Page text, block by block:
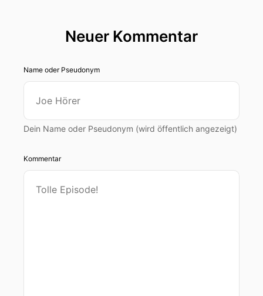
Neuer Kommentar
Name oder Pseudonym
Dein Name oder Pseudonym (wird öffentlich angezeigt)
Kommentar